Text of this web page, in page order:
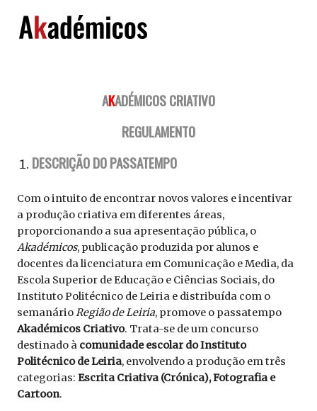
content
AKADÉMICOS CRIATIVO
REGULAMENTO
DESCRIÇÃO DO PASSATEMPO
Com o intuito de encontrar novos valores e incentivar
a produção criativa em diferentes áreas,
proporcionando a sua apresentação pública, o
Akadémicos, publicação produzida por alunos e
docentes da licenciatura em Comunicação e Media, da
Escola Superior de Educação e Ciências Sociais, do
Instituto Politécnico de Leiria e distribuída com o
semanárioRegião de Leiria, promove o passatempo
Akadémicos Criativo. Trata-se de um concurso
destinado à comunidade escolar do Instituto
Politécnico de Leiria, envolvendo a produção em três
categorias: Escrita Criativa (Crónica), Fotografia e
Cartoon.